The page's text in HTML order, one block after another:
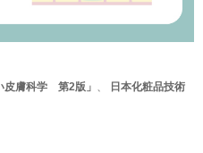
皮膚科学 第2版」
日本化粧品技術